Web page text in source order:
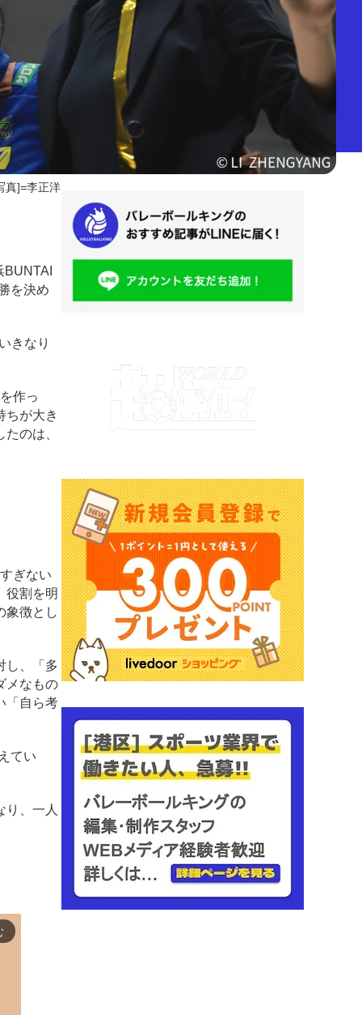
真]=李正洋
を決め
きなり
作っ
ちが大き
のは、
ぎない
役割を明
象徴とし
し、「多
メなもの
「自ら考
てい
り、一人